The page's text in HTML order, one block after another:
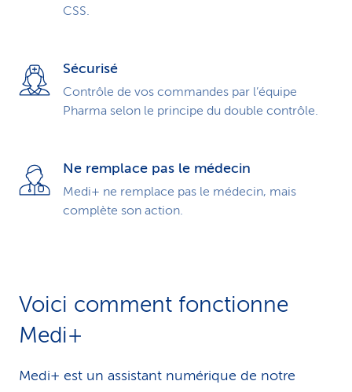
CSS.
Sécurisé
Contrôle de vos commandes par l’équipe
Pharma selon le principe du double contrôle.
Ne remplace pas le médecin
Medi+ ne remplace pas le méde­cin, mais
complète son action.
Voici comment fonctionne
Medi+
Medi+ est un assistant numérique de notre